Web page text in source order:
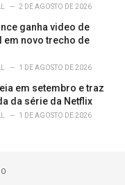
2 DE AGOSTO DE 2026
ganha video de
em novo trecho de
1 DE AGOSTO DE 2026
em setembro e traz
da série da Netflix
1 DE AGOSTO DE 2026